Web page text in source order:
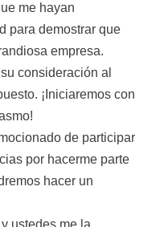
me hayan
para demostrar que
empresa.
consideración al
¡Iniciaremos con
de participar
por hacerme parte
hacer un
ustedes me la